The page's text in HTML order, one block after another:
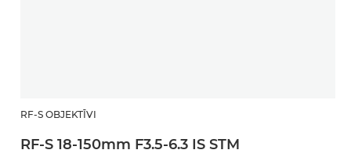
RF-S OBJEKTĪVI
RF-S 18-150mm F3.5-6.3 IS STM